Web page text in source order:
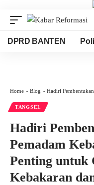
DPRD BANTEN
Home » Blog » Hadiri Pembentukan Relawan
TANGSEL
Hadiri
Pemadam
Penting untuk
Kebakaran